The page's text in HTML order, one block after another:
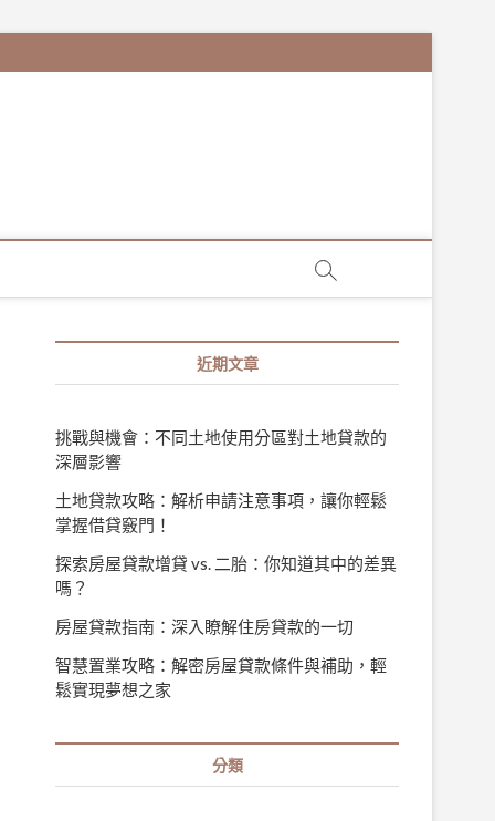
近期文章
挑戰與機會：不同土地使用分區對土地貸款的
深層影響
土地貸款攻略：解析申請注意事項，讓你輕鬆
掌握借貸竅門！
探索房屋貸款增貸 vs. 二胎：你知道其中的差異
嗎？
房屋貸款指南：深入瞭解住房貸款的一切
智慧置業攻略：解密房屋貸款條件與補助，輕
鬆實現夢想之家
分類